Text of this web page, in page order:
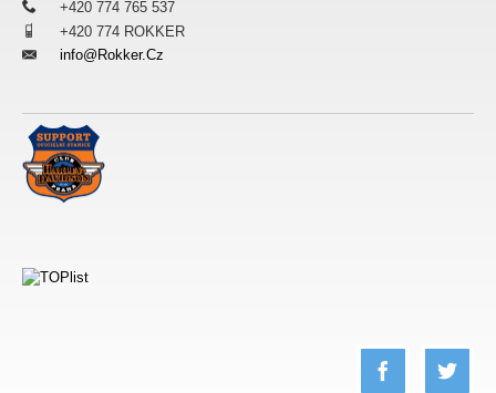
+420 774 765 537
+420 774 ROKKER
Info@rokker.cz